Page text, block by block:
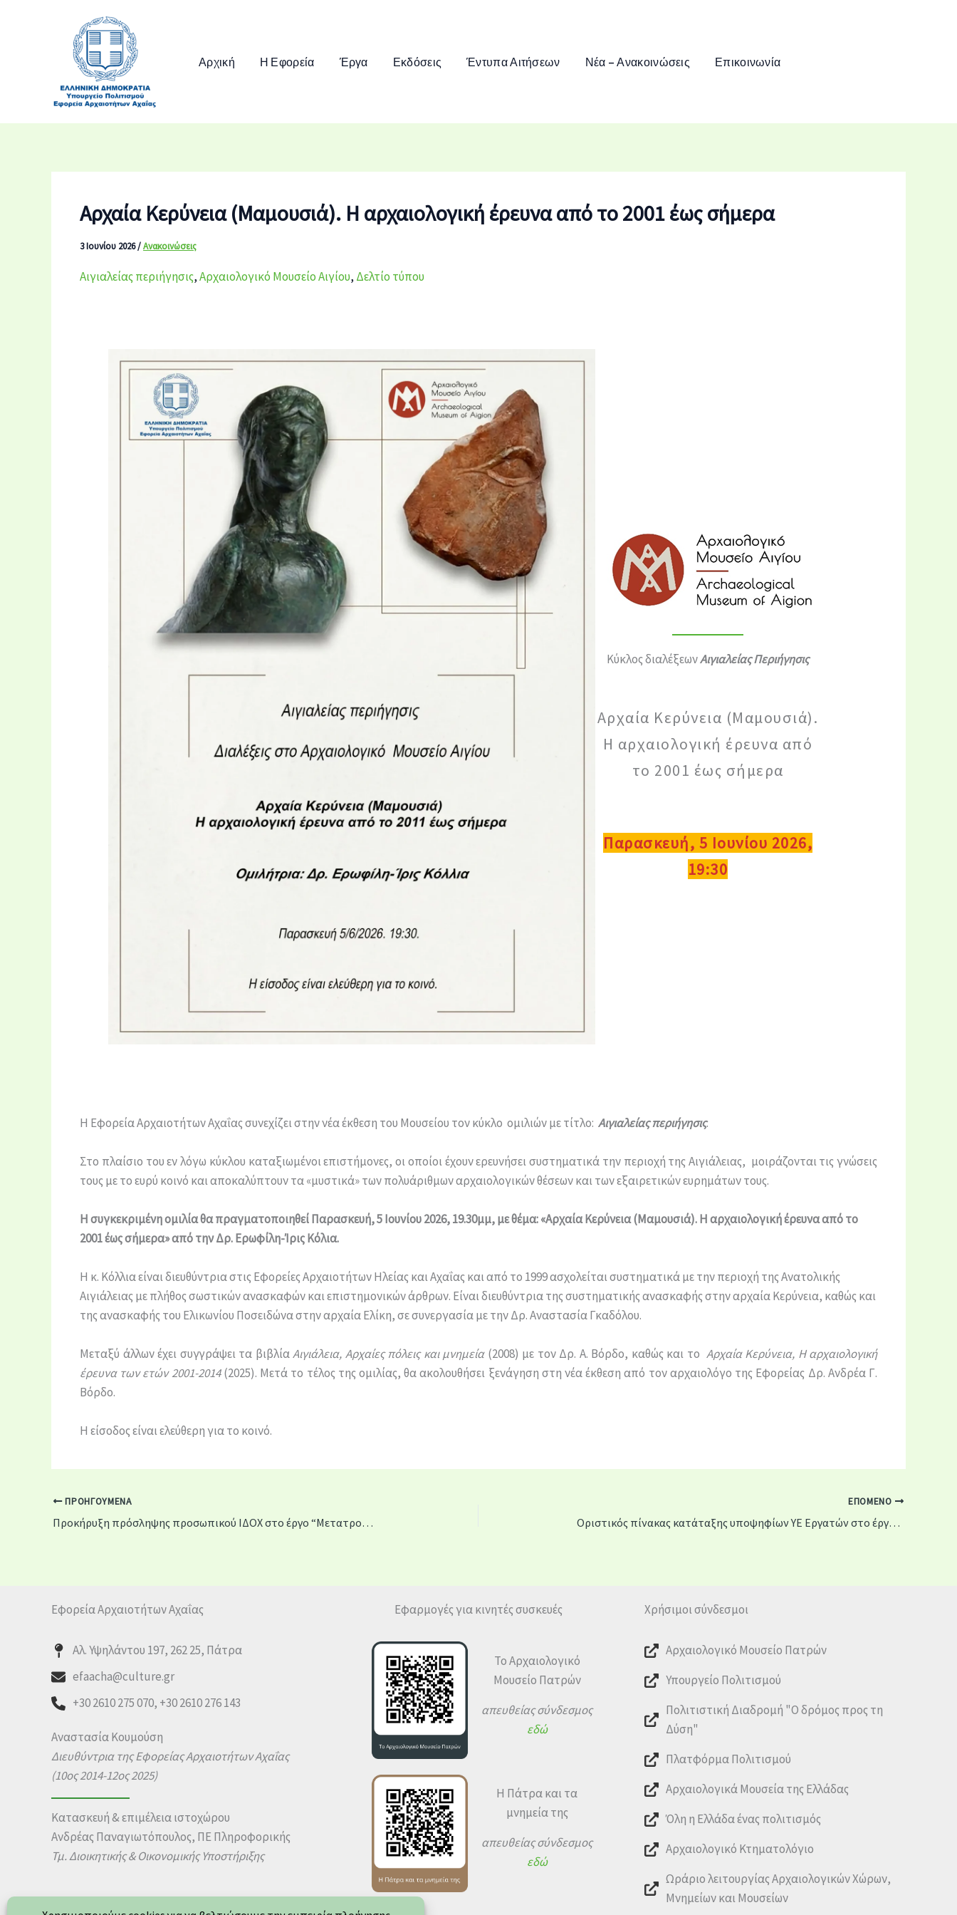
Αρχική Η Εφορεία Έργα Εκδόσεις Έντυπα Αιτήσεων Νέα – Ανακοινώσεις Επικοινωνία
Αρχαία Κερύνεια (Μαμουσιά). Η αρχαιολογική έρευνα από το 2001 έως σήμερα
3 Ιουνίου 2026/Ανακοινώσεις
Αιγιαλείας περιήγησις,Αρχαιολογικό Μουσείο Αιγίου, Δελτίο τύπου
Κύκλος διαλέξεωνΑιγιαλείας Περιήγησις
Αρχαία Κερύνεια (Μαμουσιά).
Η αρχαιολογική έρευνα από
το 2001 έως σήμερα
Παρασκευή, 5 Ιουνίου 2026,
19:30
Η Εφορεία Αρχαιοτήτων Αχαΐας συνεχίζει στην νέα έκθεση του Μουσείου τον κύκλο ομιλιών με τίτλο: Αιγιαλείας περιήγησις.
Στο πλαίσιο του εν λόγω κύκλου καταξιωμένοι επιστήμονες, οι οποίοι έχουν ερευνήσει συστηματικά την περιοχή της Αιγιάλειας, μοιράζονται τις γνώσεις
τους με το ευρύ κοινό και αποκαλύπτουν τα «μυστικά» των πολυάριθμων αρχαιολογικών θέσεων και των εξαιρετικών ευρημάτων τους.
Η συγκεκριμένη ομιλία θα πραγματοποιηθείΠαρασκευή, 5 Ιουνίου 2026, 19.30μμ, με θέμα: «Αρχαία Κερύνεια (Μαμουσιά). Η αρχαιολογική έρευνα από το
2001 έως σήμερα» από την Δρ. Ερωφίλη-Ίρις Κόλια.
Η κ. Κόλλια είναι διευθύντρια στις Εφορείες Αρχαιοτήτων Ηλείας και Αχαΐας και από το 1999 ασχολείται συστηματικά με την περιοχή της Ανατολικής
Αιγιάλειας με πλήθος σωστικών ανασκαφών και επιστημονικών άρθρων. Είναι διευθύντρια της συστηματικής ανασκαφής στην αρχαία Κερύνεια, καθώς και
της ανασκαφής του Ελικωνίου Ποσειδώνα στην αρχαία Ελίκη, σε συνεργασία με την Δρ. Αναστασία Γκαδόλου.
Μεταξύ άλλων έχει συγγράψει τα βιβλίαΑιγιάλεια, Αρχαίες πόλεις και μνημεία (2008) με τον Δρ. Α. Βόρδο, καθώς και το Αρχαία Κερύνεια, Η αρχαιολογική
έρευνα των ετών 2001-2014(2025). Μετά το τέλος της ομιλίας, θα ακολουθήσει ξενάγηση στη νέα έκθεση από τον αρχαιολόγο της Εφορείας Δρ. Ανδρέα Γ.
Βόρδο.
Η είσοδος είναι ελεύθερη για το κοινό.
ΠΡΟΗΓΟΎΜΕΝΑ
Προκήρυξη πρόσληψης προσωπικού ΙΔΟΧ στο έργο “Μετατροπή Παλαιού Δημοτικού Νοσοκομείου σε Εκθεσιακό-Μουσειακό χώρο (Πατρών)”
ΕΠΌΜΕΝΟ
Οριστικός πίνακας κατάταξης υποψηφίων ΥΕ Εργατών στο έργο “Κατασκευή εγκαταστάσεων επεξεργασίας νερού και κεντρικών αγωγών μεταφοράς νερού δήμου Αιγιαλείας”
Εφορεία Αρχαιοτήτων Αχαΐας
Αλ. Υψηλάντου 197, 262 25, Πάτρα
efaacha@culture.gr
+30 2610 275 070, +30 2610 276 143
Αναστασία Κουμούση
Διευθύντρια της Εφορείας Αρχαιοτήτων Αχαΐας
(10ος 2014-12ος 2025)
Κατασκευή & επιμέλεια ιστοχώρου
Ανδρέας Παναγιωτόπουλος, ΠΕ Πληροφορικής
Τμ. Διοικητικής & Οικονομικής Υποστήριξης
Εφαρμογές για κινητές συσκευές
Το Αρχαιολογικό
Μουσείο Πατρών
απευθείας σύνδεσμος
εδώ
Η Πάτρα και τα
μνημεία της
απευθείας σύνδεσμος
εδώ
Χρήσιμοι σύνδεσμοι
Αρχαιολογικό Μουσείο Πατρών
Υπουργείο Πολιτισμού
Πολιτιστική Διαδρομή "Ο δρόμος προς τη
Δύση"
Πλατφόρμα Πολιτισμού
Αρχαιολογικά Μουσεία της Ελλάδας
Όλη η Ελλάδα ένας πολιτισμός
Αρχαιολογικό Κτηματολόγιο
Ωράριο λειτουργίας Αρχαιολογικών Χώρων,
Μνημείων και Μουσείων